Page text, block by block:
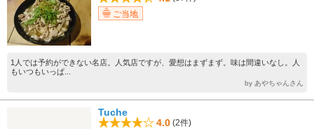
ご当地
1人では予約ができない名店。人気店ですが、愛想はまずまず。味は間違いなし。人
もいつもいっぱ...
by あやちゃんさん
Tuche
4.0 (2件)